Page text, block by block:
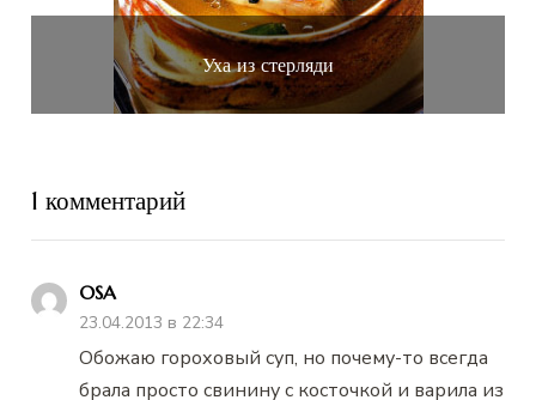
Уха из стерляди
1 комментарий
OSA
23.04.2013 в 22:34
Обожаю гороховый суп, но почему-то всегда
брала просто свинину с косточкой и варила из